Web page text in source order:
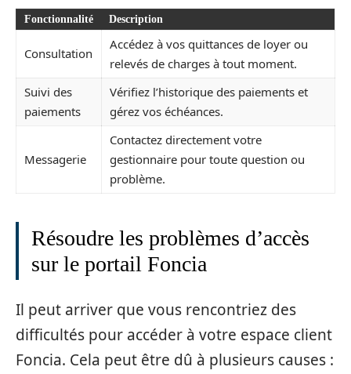
Fonctionnalité Description
Consultation
Accédez à vos quittances de loyer ou
relevés de charges à tout moment.
Suivi des
paiements
Vérifiez l’historique des paiements et
gérez vos échéances.
Messagerie
Contactez directement votre
gestionnaire pour toute question ou
problème.
Résoudre les problèmes d’accès
sur le portail Foncia
Il peut arriver que vous rencontriez des
difficultés pour accéder à votre espace client
Foncia. Cela peut être dû à plusieurs causes :